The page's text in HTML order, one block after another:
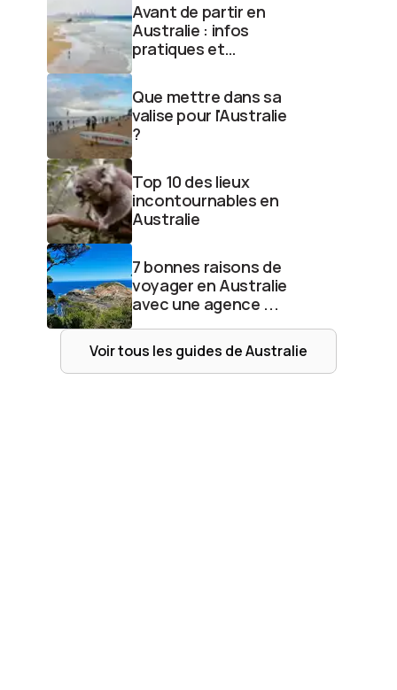
Avant de partir en
Australie : infos
pratiques et
Que mettre dans sa
valise pour l'Australie
?
Top 10 des lieux
incontournables en
Australie
7 bonnes raisons de
voyager en Australie
avec une agence ...
Voir tous les guides deAustralie